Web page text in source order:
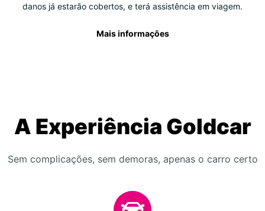
danos já estarão cobertos, e terá assistência em viagem.
Mais informações
A Experiência Goldcar
Sem complicações, sem demoras, apenas o carro certo